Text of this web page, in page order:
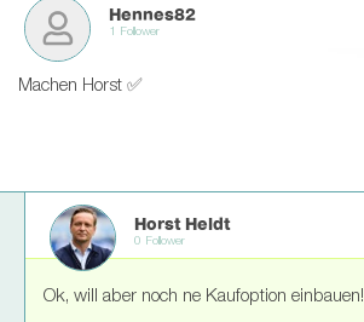
Hennes82
1 Follower
Machen Horst ✅
Horst Heldt
0 Follower
Ok, will aber noch ne Kaufoption einbauen!